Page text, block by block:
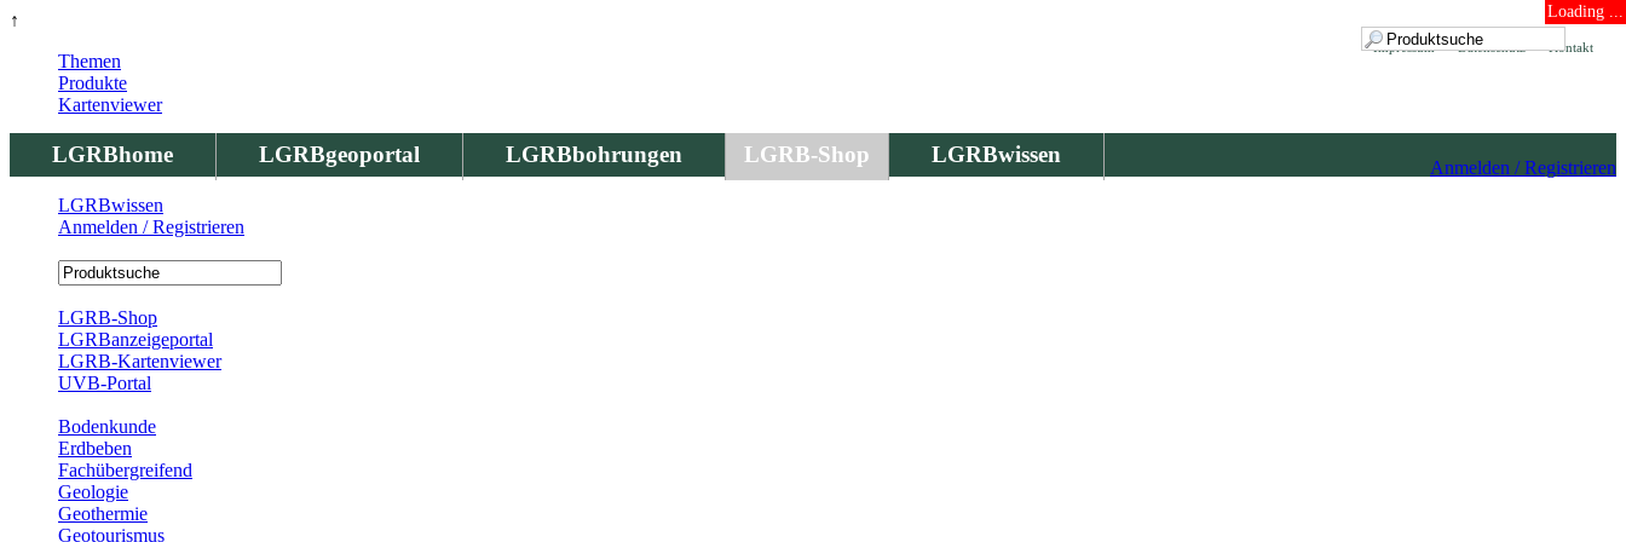
↑ Loading ...
Kontakt
Datenschutz
Impressum
LGRBhome LGRBgeoportal LGRBbohrungen LGRB-Shop LGRBwissen
Anmelden / Registrieren
Themen
Produkte
Kartenviewer
LGRBwissen
Anmelden / Registrieren
LGRB-Shop
LGRBanzeigeportal
LGRB-Kartenviewer
UVB-Portal
Bodenkunde
Erdbeben
Fachübergreifend
Geologie
Geothermie
Geotourismus